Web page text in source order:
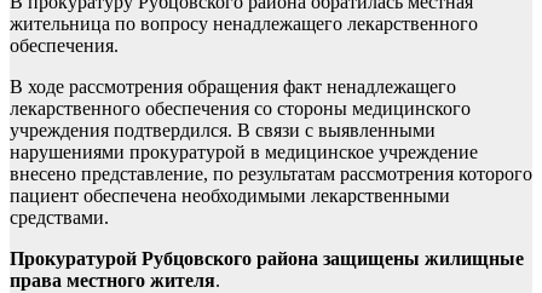
жительница по вопросу ненадлежащего лекарственного
обеспечения.
В ходе рассмотрения обращения факт ненадлежащего
лекарственного обеспечения со стороны медицинского
учреждения подтвердился. В связи с выявленными
нарушениями прокуратурой в медицинское учреждение
внесено представление, по результатам рассмотрения которого
пациент обеспечена необходимыми лекарственными
средствами.
Прокуратурой Рубцовского района защищены жилищные
права местного жителя.